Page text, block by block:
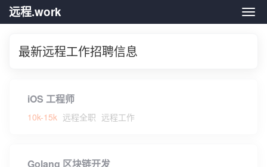
远
远程.work
最新远程工作招聘信息
iOS 工程师
10k-15k 远程全职 远程工作
Golang 区块链开发